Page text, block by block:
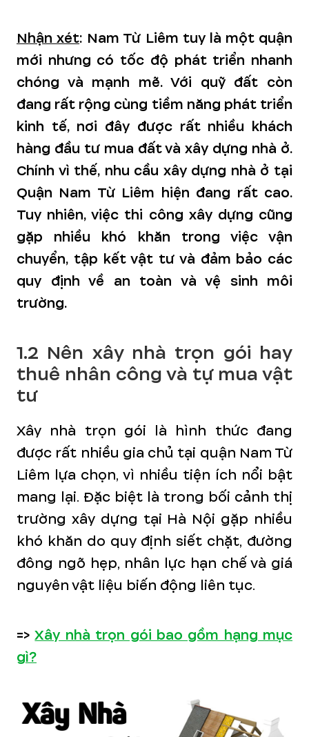
Nhận xét: Nam Từ Liêm tuy là một quận
mới nhưng có tốc độ phát triển nhanh
chóng và mạnh mẽ. Với quỹ đất còn
đang rất rộng cùng tiềm năng phát triển
kinh tế, nơi đây được rất nhiều khách
hàng đầu tư mua đất và xây dựng nhà ở.
Chính vì thế, nhu cầu xây dựng nhà ở tại
Quận Nam Từ Liêm hiện đang rất cao.
Tuy nhiên, việc thi công xây dựng cũng
gặp nhiều khó khăn trong việc vận
chuyển, tập kết vật tư và đảm bảo các
quy định về an toàn và vệ sinh môi
trường.
1.2 Nên xây nhà trọn gói hay
thuê nhân công và tự mua vật
tư
Xây nhà trọn gói là hình thức đang
được rất nhiều gia chủ tại quận Nam Từ
Liêm lựa chọn, vì nhiều tiện ích nổi bật
mang lại. Đặc biệt là trong bối cảnh thị
trường xây dựng tại Hà Nội gặp nhiều
khó khăn do quy định siết chặt, đường
đông ngõ hẹp, nhân lực hạn chế và giá
nguyên vật liệu biến động liên tục.
=>Xây nhà trọn gói bao gồm hạng mục
gì?